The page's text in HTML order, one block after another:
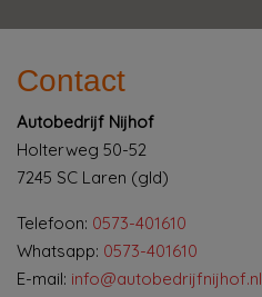
Contact
Autobedrijf Nijhof
Holterweg 50-52
7245 SC Laren (gld)
Telefoon: 0573-401610
Whatsapp: 0573-401610
E-mail: info@autobedrijfnijhof.nl